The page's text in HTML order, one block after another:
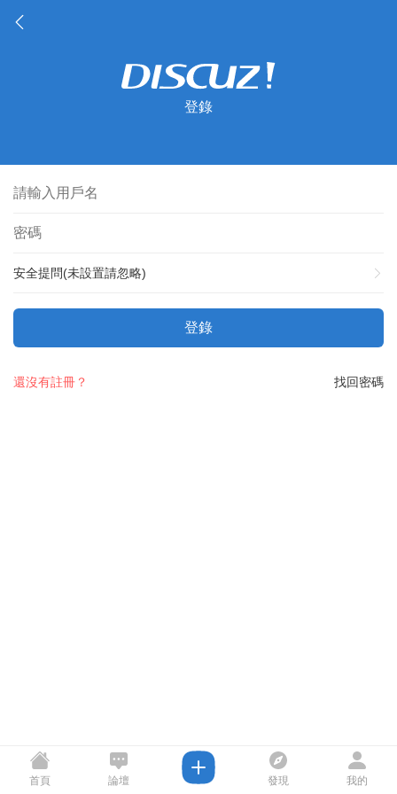
登錄
安全提問(未設置請忽略)
登錄
找回密碼
還沒有註冊？
首頁 論壇 發現 我的